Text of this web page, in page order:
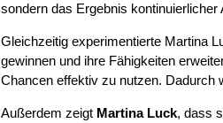
sondern das Ergebnis
Gleichzeitig experimentierte Martina
gewinnen und ihre Fähigkeiten
Chancen effektiv zu nutzen. Dadurch
Außerdem zeigt Martina Luck, dass